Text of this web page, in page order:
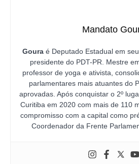
Mandato
Gouraé Deputado Estadual em
presidente do PDT-PR. Mestre
professor de yoga e ativista,
parlamentares mais atuantes do
aprovadas. Após conquistar o 2º
Curitiba em 2020 com mais de 110
compromisso com a capital como
Coordenador da Frente